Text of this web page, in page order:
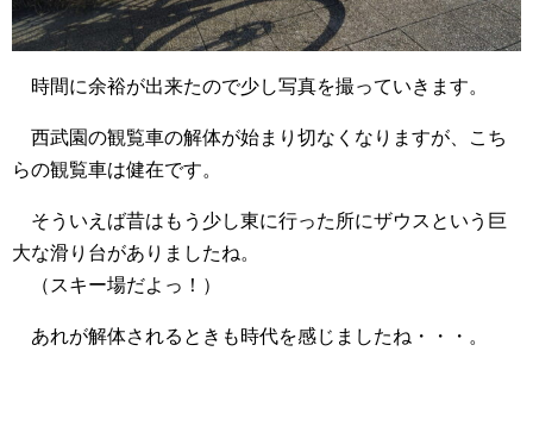
時間に余裕が出来たので少し写真を撮っていきます。
西武園の観覧車の解体が始まり切なくなりますが、こち
らの観覧車は健在です。
そういえば昔はもう少し東に行った所にザウスという巨
大な滑り台がありましたね。
（スキー場だよっ！）
あれが解体されるときも時代を感じましたね・・・。